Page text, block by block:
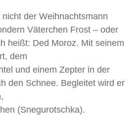
der Weihnachtsmann
Väterchen Frost – oder
heißt: Ded Moroz. Mit seinem
dem
und einem Zepter in der
den Schnee. Begleitet wird er
(Snegurotschka).